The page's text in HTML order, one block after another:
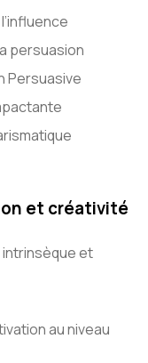
persuasion
Persuasive
et créativité
et
au niveau